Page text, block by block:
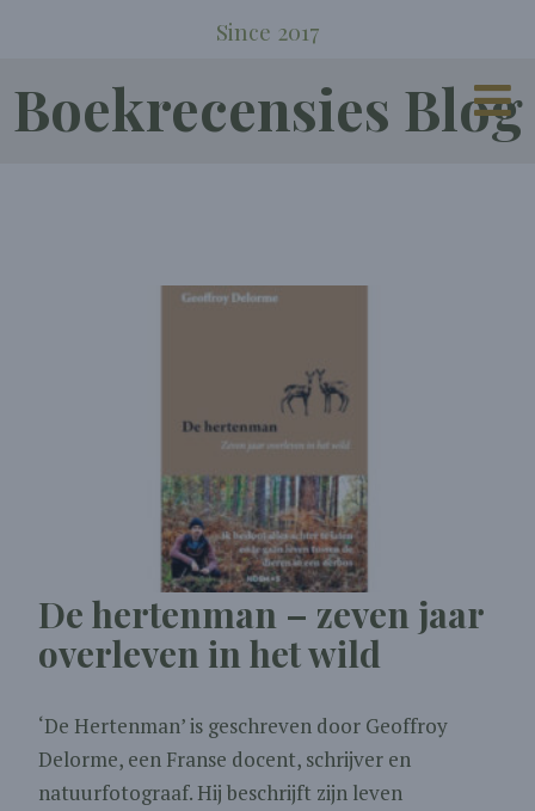
Since 2017
Boekrecensies Blog
De hertenman – zeven jaar
overleven in het wild
‘De Hertenman’ is geschreven door Geoffroy
Delorme, een Franse docent, schrijver en
natuurfotograaf. Hij beschrijft zijn leven